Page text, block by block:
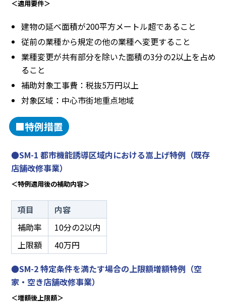
＜適用要件＞
建物の延べ面積が200平方メートル超であること
従前の業種から規定の他の業種へ変更すること
業種変更が共有部分を除いた面積の3分の2以上を占め
ること
補助対象工事費：税抜5万円以上
対象区域：中心市街地重点地域
■特例措置
●SM-1 都市機能誘導区域内における嵩上げ特例（既存
店舗改修事業）
＜特例適用後の補助内容＞
項目
内容
補助率
10分の2以内
上限額
40万円
●SM-2 特定条件を満たす場合の上限額増額特例（空
家・空き店舗改修事業）
＜増額後上限額＞